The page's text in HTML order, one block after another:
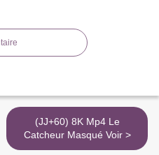
(JJ+60) 8K Mp4 Le
Catcheur Masqué Voir >